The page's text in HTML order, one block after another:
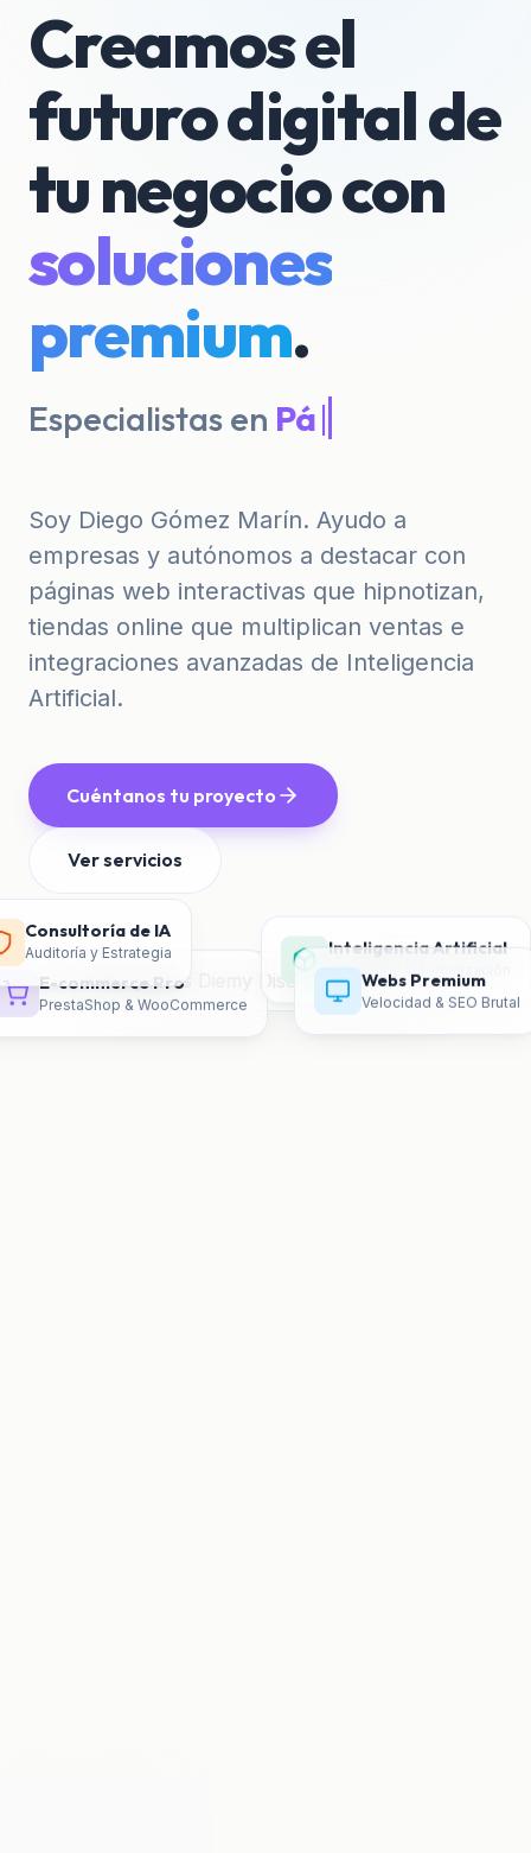
Creamos el
futuro digital de
tu negocio con
soluciones
premium.
Especialistas en Tiendas
Soy Diego Gómez Marín. Ayudo a
empresas y autónomos a destacar con
páginas web interactivas que hipnotizan,
tiendas online que multiplican ventas e
integraciones avanzadas de Inteligencia
Artificial.
Cuéntanos tu proyecto
Ver servicios
E-commerce Pro
PrestaShop & WooCommerce
Inteligencia Artificial
Agentes y Automatización
Velocidad & SEO Brutal
Consultoría de IA
Auditoría y Estrategia